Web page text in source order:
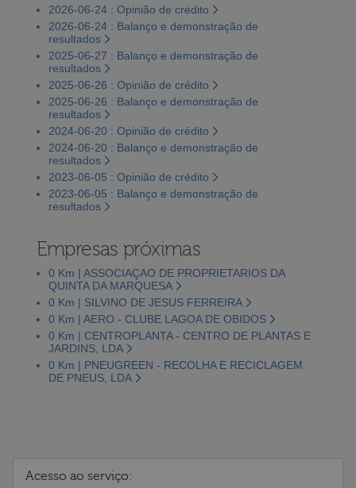
2026-06-24 : Opinião de crédito
2026-06-24 : Balanço e demonstração de
resultados
2025-06-27 : Balanço e demonstração de
resultados
2025-06-26 : Opinião de crédito
2025-06-26 : Balanço e demonstração de
resultados
2024-06-20 : Opinião de crédito
2024-06-20 : Balanço e demonstração de
resultados
2023-06-05 : Opinião de crédito
2023-06-05 : Balanço e demonstração de
resultados
Empresas próximas
0 Km | ASSOCIAÇAO DE PROPRIETARIOS DA
QUINTA DA MARQUESA
0 Km | SILVINO DE JESUS FERREIRA
0 Km | AERO - CLUBE LAGOA DE OBIDOS
0 Km | CENTROPLANTA - CENTRO DE PLANTAS E
JARDINS, LDA
0 Km | PNEUGREEN - RECOLHA E RECICLAGEM
DE PNEUS, LDA
Acesso ao serviço: